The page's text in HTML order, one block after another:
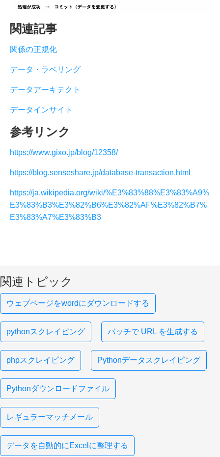
関連記事
関係の正規化
データ・ラベリング
データアーキテクト
データインサイト
参考リンク
https://www.gixo.jp/blog/12358/
https://blog.senseshare.jp/database-transaction.html
https://ja.wikipedia.org/wiki/%E3%83%88%E3%83%A9%
E3%83%B3%E3%82%B6%E3%82%AF%E3%82%B7%
E3%83%A7%E3%83%B3
関連トピック
ウェブページをwordにダウンロードする
pythonスクレイピング バッチで URL を生成する
phpスクレイピング Pythonデータスクレイピング
Pythonダウンロードファイル
レギュラーマッチメール
データを自動的にExcelに整理する